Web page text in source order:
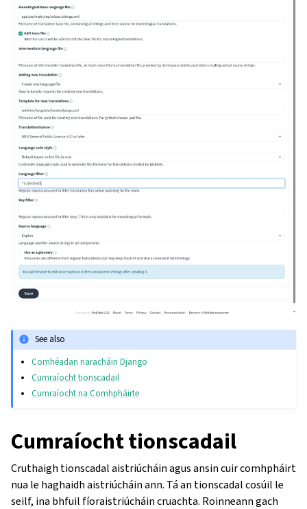
See also
Comhéadan riaracháin Django
Cumraíocht tionscadail
Cumraíocht na Comhpháirte
Cumraíocht tionscadail
Cruthaigh tionscadal aistriúcháin agus ansin cuir comhpháirt
nua le haghaidh aistriúcháin ann. Tá an tionscadal cosúil le
seilf, ina bhfuil fíoraistriúcháin cruachta. Roinneann gach